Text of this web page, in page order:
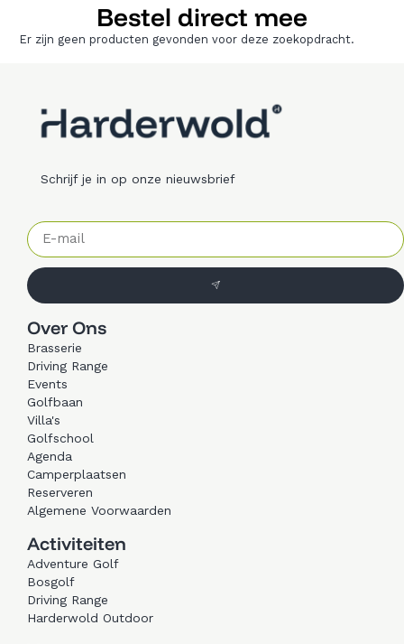
Bestel direct mee
Er zijn geen producten gevonden voor deze zoekopdracht.
Schrijf je in op onze nieuwsbrief
Over Ons
Brasserie
Driving Range
Events
Golfbaan
Villa's
Golfschool
Agenda
Camperplaatsen
Reserveren
Algemene Voorwaarden
Activiteiten
Adventure Golf
Bosgolf
Driving Range
Harderwold Outdoor